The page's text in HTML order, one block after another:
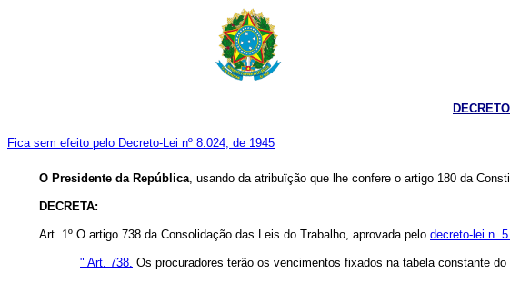
Fica sem efeito pelo Decreto-Lei nº 8.024, de 1945
O Presidente da República, usando da atribuïção que lhe confere o artigo 180 da
DECRETA:
Art. 1º O artigo 738 da Consolidação das Leis do Trabalho, aprovada pelo decreto-lei n.
" Art. 738. Os procuradores terão os vencimentos fixados na tabela constante